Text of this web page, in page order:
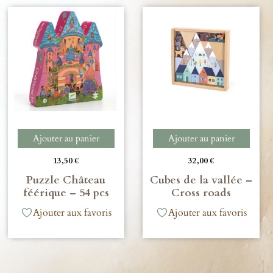
Ajouter au panier
13,50€
Puzzle Château
féérique – 54 pcs
Ajouter aux favoris
Ajouter au panier
32,00€
Cubes de la vallée –
Cross roads
Ajouter aux favoris